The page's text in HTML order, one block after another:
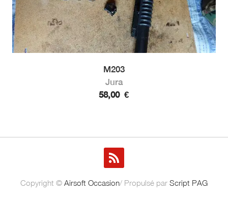
M203
Jura
58,00 €
Copyright © Airsoft Occasion/ Propulsé par Script PAG